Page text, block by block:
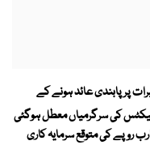
پر پابندی عائد ہونے کے
رائز بلڈنگ پروجیکٹس کی سرگرمیاں معطل ہوگئی
جس کے نتیجے میں عیدالفطرکے موقع پر300 ارب روپے کی متوقع سرمایہ کاری